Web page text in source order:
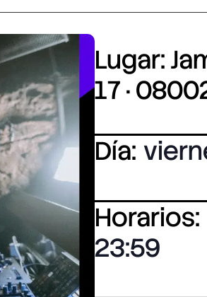
Lugar:
17 ·
Día:
Horarios:
23:59